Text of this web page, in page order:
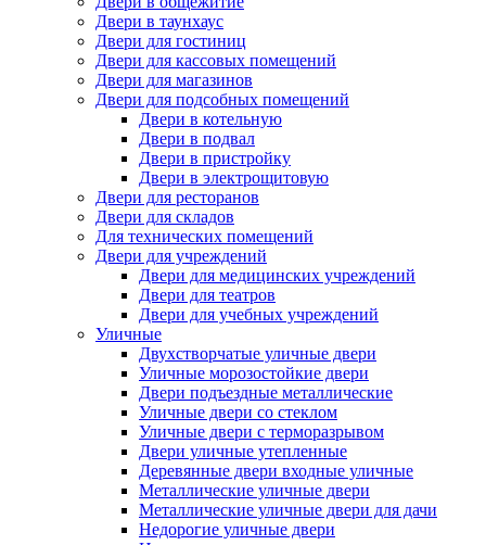
Двери в таунхаус
Двери для гостиниц
Двери для кассовых помещений
Двери для магазинов
Двери для подсобных помещений
Двери в котельную
Двери в подвал
Двери в пристройку
Двери в электрощитовую
Двери для ресторанов
Двери для складов
Для технических помещений
Двери для учреждений
Двери для медицинских учреждений
Двери для театров
Двери для учебных учреждений
Уличные
Двухстворчатые уличные двери
Уличные морозостойкие двери
Двери подъездные металлические
Уличные двери со стеклом
Уличные двери с терморазрывом
Двери уличные утепленные
Деревянные двери входные уличные
Металлические уличные двери
Металлические уличные двери для дачи
Недорогие уличные двери